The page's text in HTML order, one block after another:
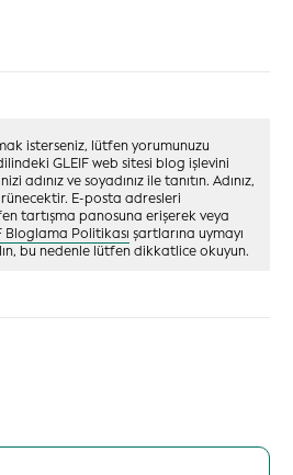
isterseniz, lütfen yorumunuzu
GLEIF web sitesi blog işlevini
adınız ve soyadınız ile tanıtın. Adınız,
E-posta adresleri
tartışma panosuna erişerek veya
Bloglama Politikası şartlarına uymayı
bu nedenle lütfen dikkatlice okuyun.